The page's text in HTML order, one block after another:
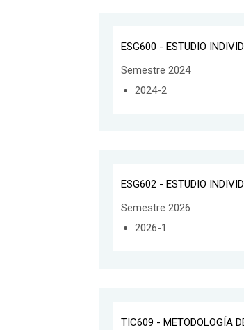
ESG600 - ESTUDIO
Semestre 2024
2024-2
ESG602 - ESTUDIO
Semestre 2026
2026-1
TIC609 - METODOLOGÍA